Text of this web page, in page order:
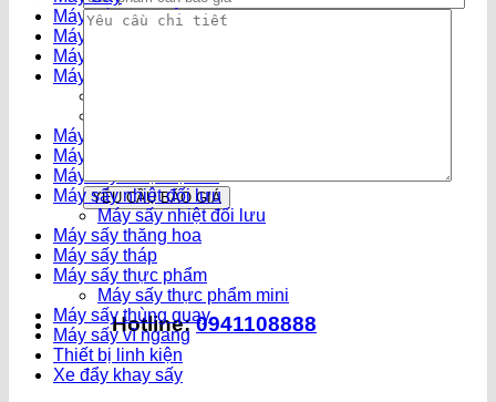
Hotline:0941108888
Máy sấy băng tải
Máy sấy chân không
Máy sấy công nghiệp
Máy sấy lạnh
Máy sấy lạp xưởng
Máy sấy năng lượng mặt trời
Máy sấy nhiệt độ cao
Máy sấy nhiệt đối lưu
Máy sấy nhiệt đối lưu
Máy sấy thăng hoa
Máy sấy tháp
Máy sấy thực phẩm
Máy sấy thực phẩm mini
Máy sấy thùng quay
Máy sấy vĩ ngang
Thiết bị linh kiện
Xe đẩy khay sấy